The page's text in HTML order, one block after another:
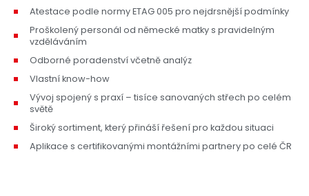
Atestace podle normy ETAG 005 pro nejdrsnější podmínky
Proškolený personál od německé matky s pravidelným
vzděláváním
Odborné poradenství včetně analýz
Vlastní know-how
Vývoj spojený s praxí – tisíce sanovaných střech po celém
světě
Široký sortiment, který přináší řešení pro každou situaci
Aplikace s certifikovanými montážními partnery po celé ČR